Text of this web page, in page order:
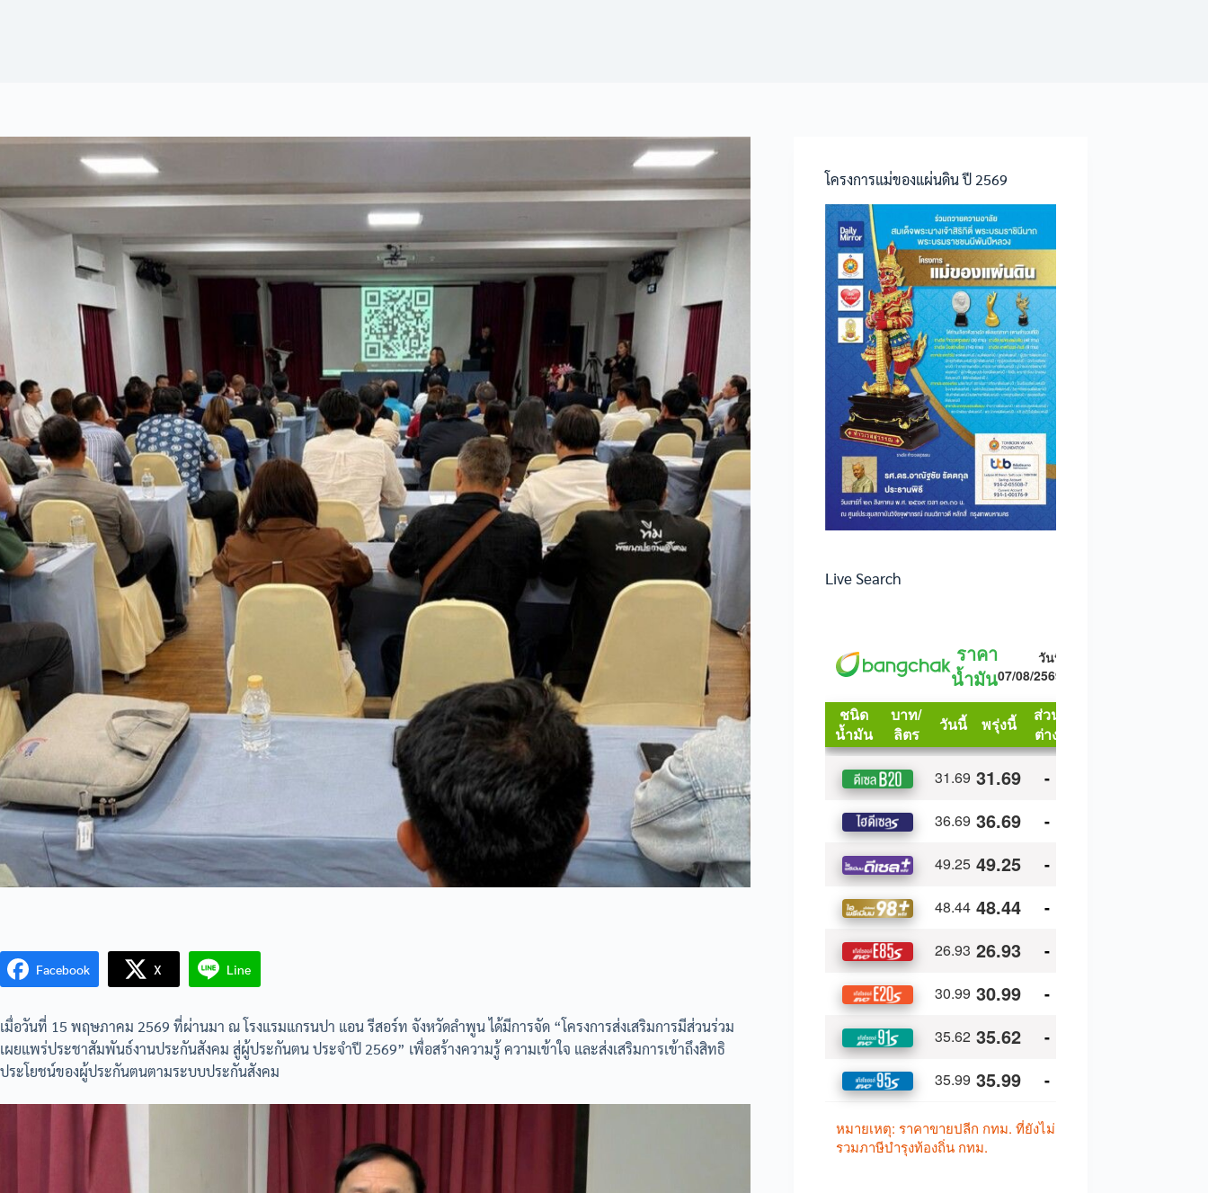
Facebook X Line
เมื่อวันที่ 15 พฤษภาคม 2569 ที่ผ่านมา ณ โรงแรมแกรนปา แอน รีสอร์ท จังหวัดลำพูน ได้มีการจัด “โครงการส่งเสริมการมีส่วนร่วม
เผยแพร่ประชาสัมพันธ์งานประกันสังคม สู่ผู้ประกันตน ประจำปี 2569” เพื่อสร้างความรู้ ความเข้าใจ และส่งเสริมการเข้าถึงสิทธิ
ประโยชน์ของผู้ประกันตนตามระบบประกันสังคม
โครงการแม่ของแผ่นดิน ปี 2569
Live Search